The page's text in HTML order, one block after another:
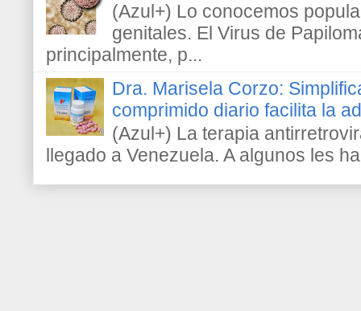
(Azul+) Lo conocemos
genitales. El Virus de
principalmente, p...
Dra. Marisela Corzo:
comprimido diario facilita la
(Azul+) La terapia
llegado a Venezuela. A algunos les